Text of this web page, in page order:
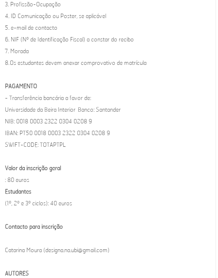
3. Profissão-Ocupação
4. ID Comunicação ou Poster, se aplicável
5. e-mail de contacto
6. NIF (Nº de Identificação Fiscal) a constar do recibo
7. Morada
8. Os estudantes devem anexar comprovativo de matrícula
PAGAMENTO
- Transferência bancária a favor de:
Universidade da Beira Interior Banco: Santander
NIB: 0018 0003 2322 0304 0208 9
IBAN: PT50 0018 0003 2322 0304 0208 9
SWIFT-CODE: TOTAPTPL
Valor da inscrição geral
: 80 euros
Estudantes
(1º, 2º e 3º ciclos): 40 euros
Contacto para inscrição
Catarina Moura (designa.na.ubi@gmail.com)
AUTORES